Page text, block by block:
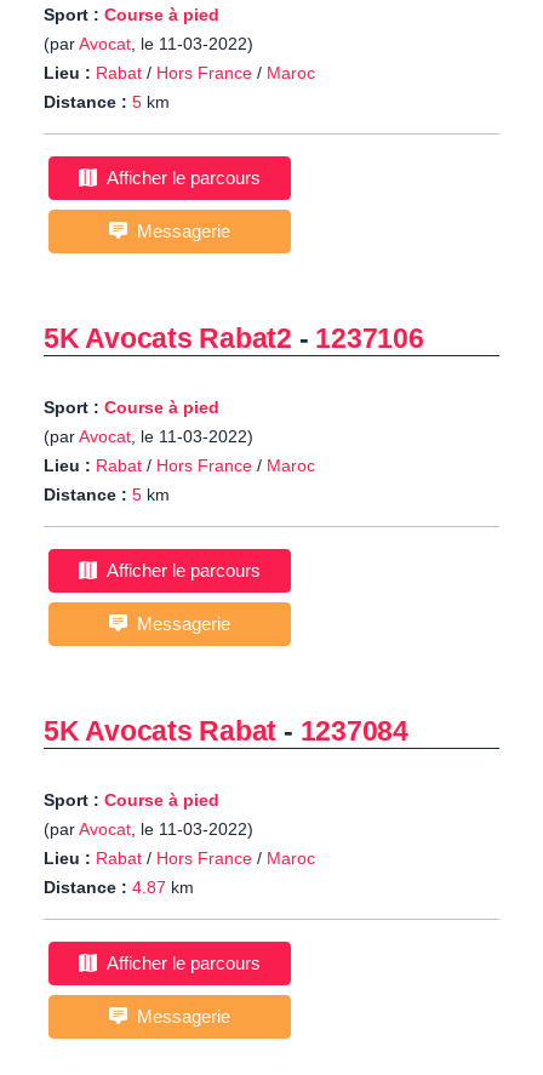
Sport : Course à pied
(parAvocat, le 11-03-2022)
Lieu : Rabat / Hors France / Maroc
Distance : 5 km
Afficher le parcours
Messagerie
5K Avocats Rabat2 - 1237106
Sport : Course à pied
(parAvocat, le 11-03-2022)
Lieu : Rabat / Hors France / Maroc
Distance : 5 km
Afficher le parcours
Messagerie
5K Avocats Rabat - 1237084
Sport : Course à pied
(parAvocat, le 11-03-2022)
Lieu : Rabat / Hors France / Maroc
Distance : 4.87 km
Afficher le parcours
Messagerie